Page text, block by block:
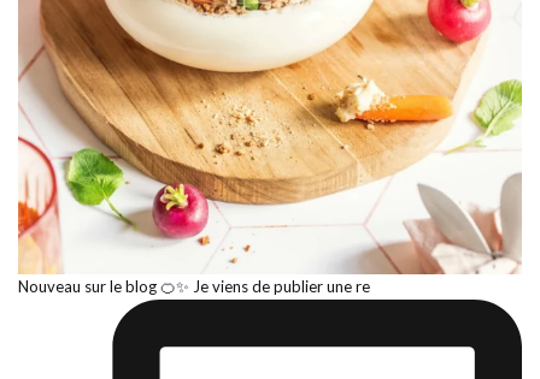
Nouveau sur le blog 🍊✨ Je viens de publier une re